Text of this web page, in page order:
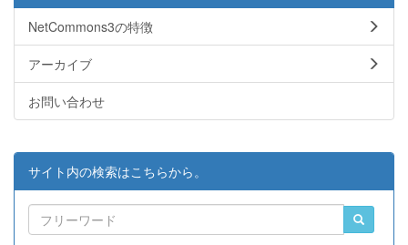
NetCommons3の特徴
アーカイブ
お問い合わせ
サイト内の検索はこちらから。